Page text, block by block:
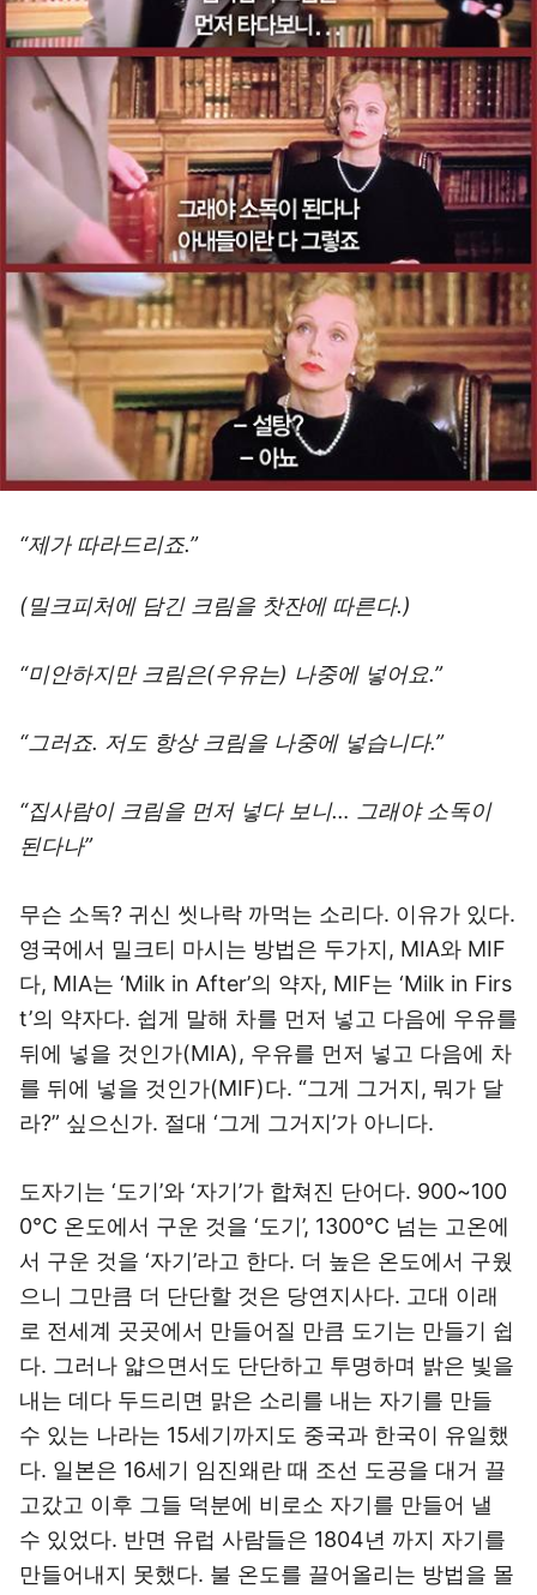
“제가 따라드리죠.”
(밀크피처에 담긴 크림을 찻잔에 따른다.)
“미안하지만 크림은(우유는) 나중에 넣어요.”
“그러죠. 저도 항상 크림을 나중에 넣습니다.”
“집사람이 크림을 먼저 넣다 보니… 그래야 소독이
된다나”
무슨 소독? 귀신 씻나락 까먹는 소리다. 이유가 있다.
영국에서 밀크티 마시는 방법은 두가지, MIA와 MIF
다, MIA는 ‘Milk in After’의 약자, MIF는 ‘Milk in Firs
t’의 약자다. 쉽게 말해 차를 먼저 넣고 다음에 우유를
뒤에 넣을 것인가(MIA), 우유를 먼저 넣고 다음에 차
를 뒤에 넣을 것인가(MIF)다. “그게 그거지, 뭐가 달
라?” 싶으신가. 절대 ‘그게 그거지’가 아니다.
도자기는 ‘도기’와 ‘자기’가 합쳐진 단어다. 900~100
0℃ 온도에서 구운 것을 ‘도기’, 1300℃ 넘는 고온에
서 구운 것을 ‘자기’라고 한다. 더 높은 온도에서 구웠
으니 그만큼 더 단단할 것은 당연지사다. 고대 이래
로 전세계 곳곳에서 만들어질 만큼 도기는 만들기 쉽
다. 그러나 얇으면서도 단단하고 투명하며 밝은 빛을
내는 데다 두드리면 맑은 소리를 내는 자기를 만들
수 있는 나라는 15세기까지도 중국과 한국이 유일했
다. 일본은 16세기 임진왜란 때 조선 도공을 대거 끌
고갔고 이후 그들 덕분에 비로소 자기를 만들어 낼
수 있었다. 반면 유럽 사람들은 1804년 까지 자기를
만들어내지 못했다. 불 온도를 끌어올리는 방법을 몰